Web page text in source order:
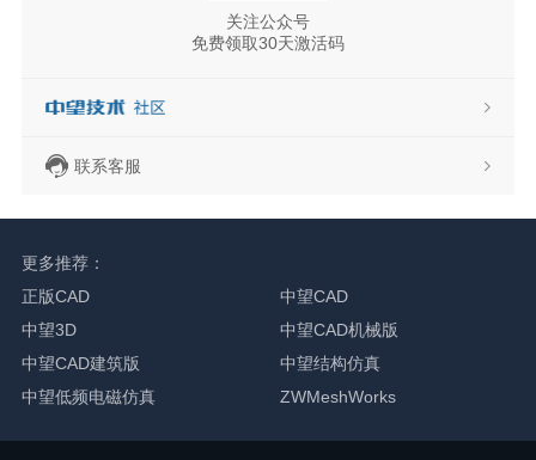
关注公众号
免费领取30天激活码
联系客服
更多推荐：
正版CAD
中望CAD
中望3D
中望CAD机械版
中望CAD建筑版
中望结构仿真
中望低频电磁仿真
ZWMeshWorks